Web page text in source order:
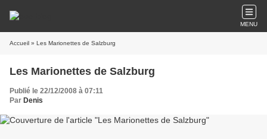
MENU
Accueil » Les Marionettes de Salzburg
Les Marionettes de Salzburg
Publié le 22/12/2008 à 07:11
Par Denis